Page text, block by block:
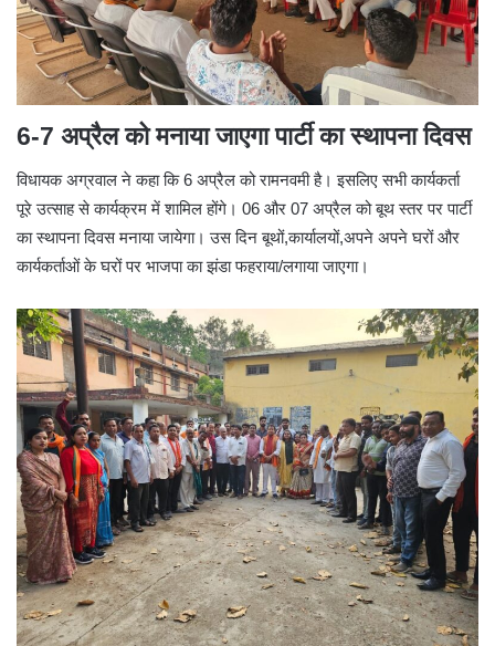
6-7 अप्रैल को मनाया जाएगा पार्टी का स्थापना दिवस
विधायक अग्रवाल ने कहा कि 6 अप्रैल को रामनवमी है। इसलिए सभी कार्यकर्ता
पूरे उत्साह से कार्यक्रम में शामिल होंगे। 06 और 07 अप्रैल को बूथ स्तर पर पार्टी
का स्थापना दिवस मनाया जायेगा। उस दिन बूथों,कार्यालयों,अपने अपने घरों और
कार्यकर्ताओं के घरों पर भाजपा का झंडा फहराया/लगाया जाएगा।